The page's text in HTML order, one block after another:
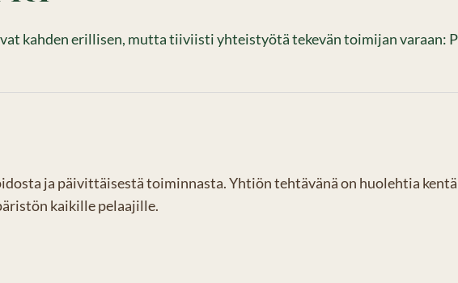
kahden erillisen, mutta tiiviisti yhteistyötä tekevän toimijan varaan:
ja päivittäisestä toiminnasta. Yhtiön tehtävänä on huolehtia
kaikille pelaajille.